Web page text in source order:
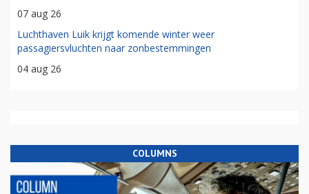
07 aug 26
Luchthaven Luik krijgt komende winter weer
passagiersvluchten naar zonbestemmingen
04 aug 26
COLUMNS